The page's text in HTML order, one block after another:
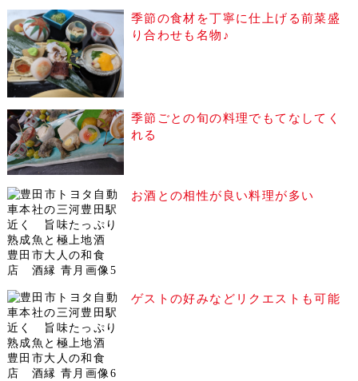
季節の食材を丁寧に仕上げる前菜盛
り合わせも名物♪
季節ごとの旬の料理でもてなしてく
れる
お酒との相性が良い料理が多い
ゲストの好みなどリクエストも可能